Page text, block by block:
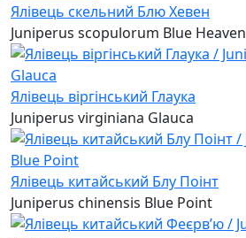
Ялівець скельний Блю Хевен
Juniperus scopulorum Blue Heaven
Ялівець віргінський Глаука
Juniperus virginiana Glauca
Ялівець китайський Блу Поінт
Juniperus chinensis Blue Point